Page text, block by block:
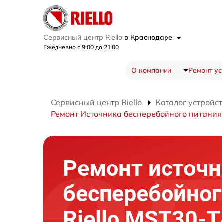
Сервисный центр Riello в Краснодаре
Ежедневно с 9:00 до 21:00
О компании Ремонт
Сервисный центр Riello
Каталог
Ремонт Источника бесперебойного
Ремонт